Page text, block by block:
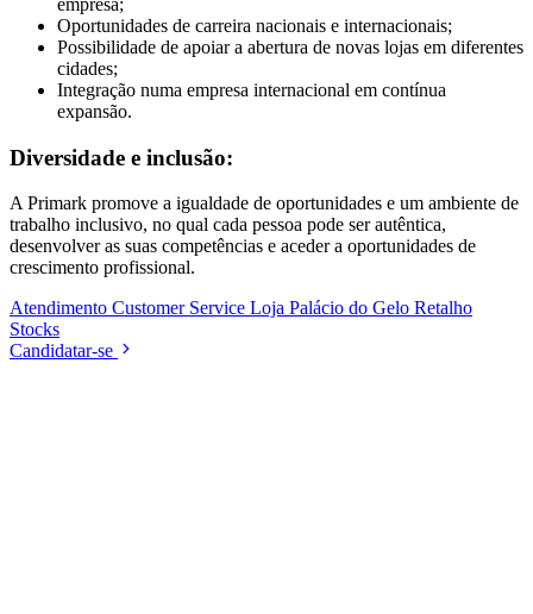
Oportunidades de carreira nacionais e internacionais;
Possibilidade de apoiar a abertura de novas lojas em diferentes
cidades;
Integração numa empresa internacional em contínua
expansão.
Diversidade e inclusão:
A Primark promove a igualdade de oportunidades e um ambiente de
trabalho inclusivo, no qual cada pessoa pode ser autêntica,
desenvolver as suas competências e aceder a oportunidades de
crescimento profissional.
Atendimento Customer Service Loja Palácio do Gelo Retalho
Stocks
Candidatar-se